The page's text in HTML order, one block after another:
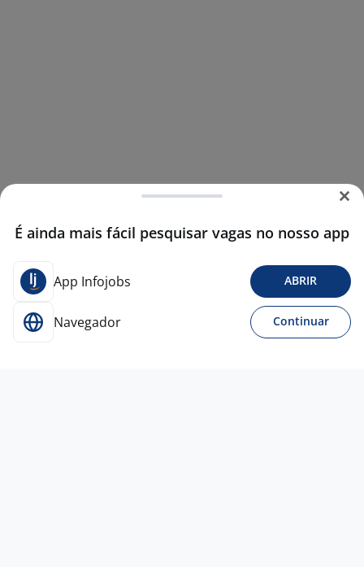
É ainda mais fácil pesquisar vagas no nosso app
App Infojobs ABRIR
Navegador Continuar